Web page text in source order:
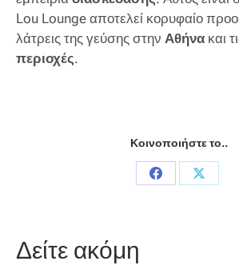
Lou Lounge αποτελεί κορυφαίο
λάτρεις της γεύσης στην Αθήνα και
περιοχές.
Κοινοποιήστε το..
Share
Share
Δείτε ακόμη